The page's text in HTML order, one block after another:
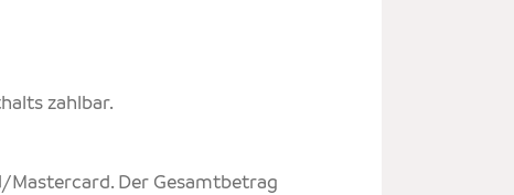
zahlbar.
Mastercard. Der Gesamtbetrag